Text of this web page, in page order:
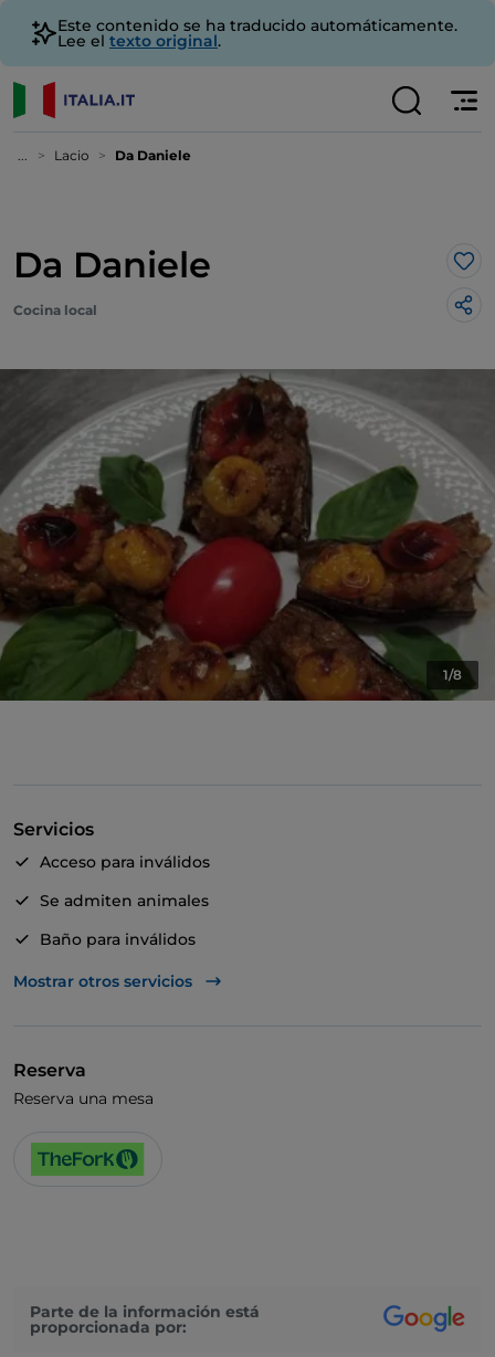
Este contenido se ha traducido automáticamente.
Lee el texto original.
... Lacio Da Daniele
Da Daniele Me
Cocina local
1/8
Servicios
Acceso para inválidos
Se admiten animales
Baño para inválidos
Se habla inglés
Mostrar otros servicios
Reserva
Reserva una mesa
Parte de la información está
proporcionada por: